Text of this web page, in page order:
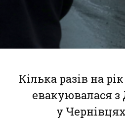
Кілька разів на
евакуювалася
у